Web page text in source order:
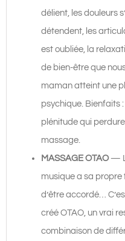
délient, les douleurs
détendent, les
est oubliée, la
de bien-être que
maman atteint une
psychique. Bienfaits
plénitude qui
massage.
MASSAGE OTAO —
musique a sa
d’être accordé…
créé OTAO, un vrai
combinaison de